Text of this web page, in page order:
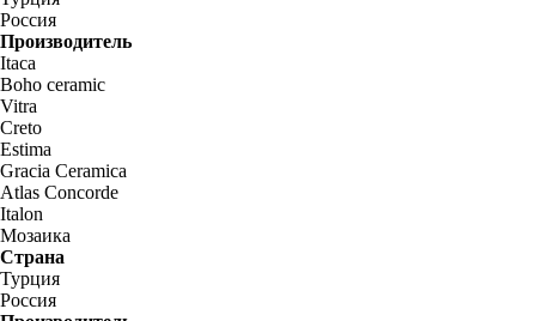
Россия
Производитель
Itaca
Boho ceramic
Vitra
Creto
Estima
Gracia Ceramica
Atlas Concorde
Italon
Мозаика
Страна
Турция
Россия